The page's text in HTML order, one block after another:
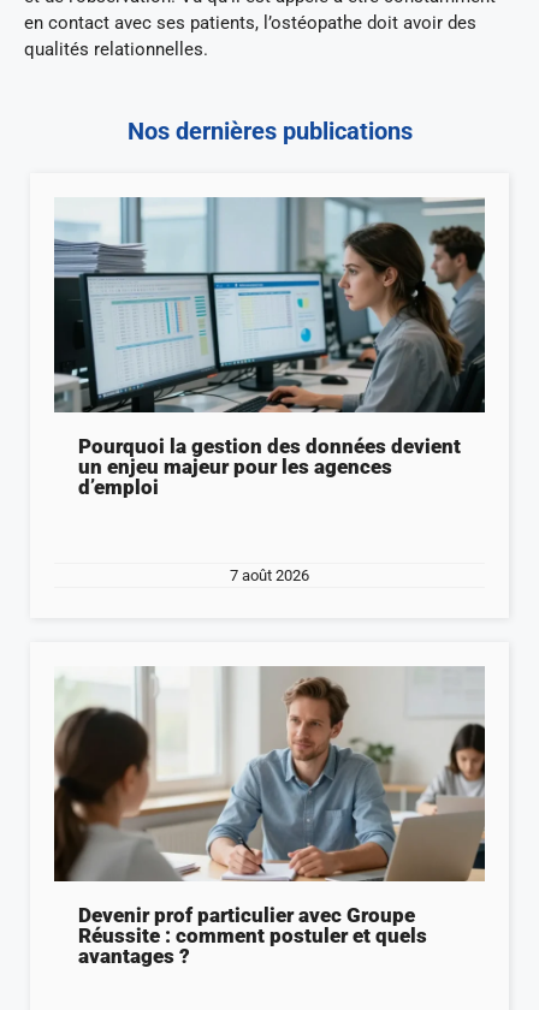
en contact avec ses patients, l’ostéopathe doit avoir des
qualités relationnelles.
Nos dernières publications
Pourquoi la gestion des données devient
un enjeu majeur pour les agences
d’emploi
7 août 2026
Devenir prof particulier avec Groupe
Réussite : comment postuler et quels
avantages ?